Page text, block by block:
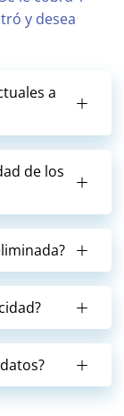
y desea
a
de los